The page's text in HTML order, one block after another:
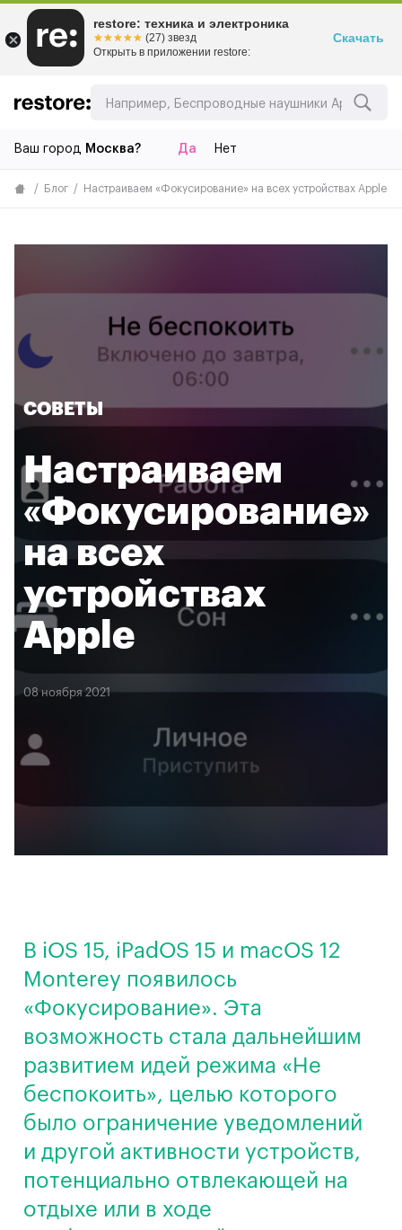
Ваш город Москва? Да Нет
Блог Настраиваем «Фокусирование» на всех устройствах Apple
СОВЕТЫ
Настраиваем
«Фокусирование»
на всех
устройствах
Apple
08 ноября 2021
В iOS 15, iPadOS 15 и macOS 12
Monterey появилось
«Фокусирование». Эта
возможность стала дальнейшим
развитием идей режима «Не
беспокоить», целью которого
было ограничение уведомлений
и другой активности устройств,
потенциально отвлекающей на
отдыхе или в ходе
restore: техника и электроника
☆☆☆☆☆
★★★★★ (27) звезд
Открыть в приложении restore:
Скачать